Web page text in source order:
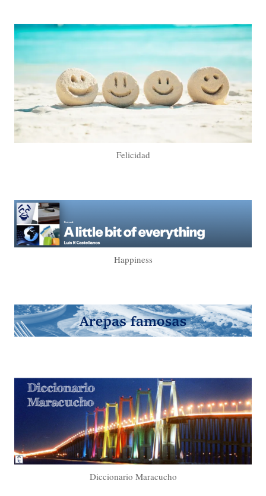
Felicidad
Happiness
Diccionario Maracucho